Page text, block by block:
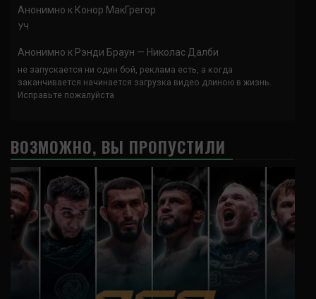
Анонимно к Конор МакГрегор
УЧ
Анонимно к Рэнди Браун — Николас Далби
не запускается ни один бой, реклама есть, а когда
заканчивается начинается загрузка видео длиною в жизнь.
Исправьте пожалуйста
ВОЗМОЖНО, ВЫ ПРОПУСТИЛИ